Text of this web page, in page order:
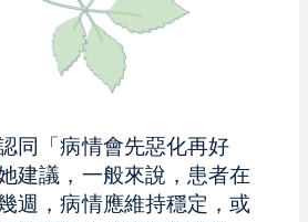
同「病情會先惡化再好
建議，一般來說，患者在
週，病情應維持穩定，或